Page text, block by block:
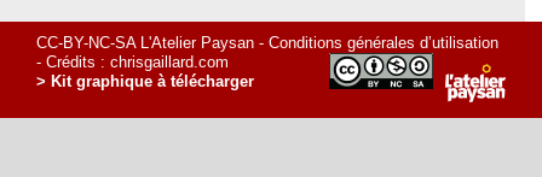
CC-BY-NC-SA L'Atelier Paysan - Conditions générales d’utilisation
- Crédits : chrisgaillard.com
> Kit graphique à télécharger